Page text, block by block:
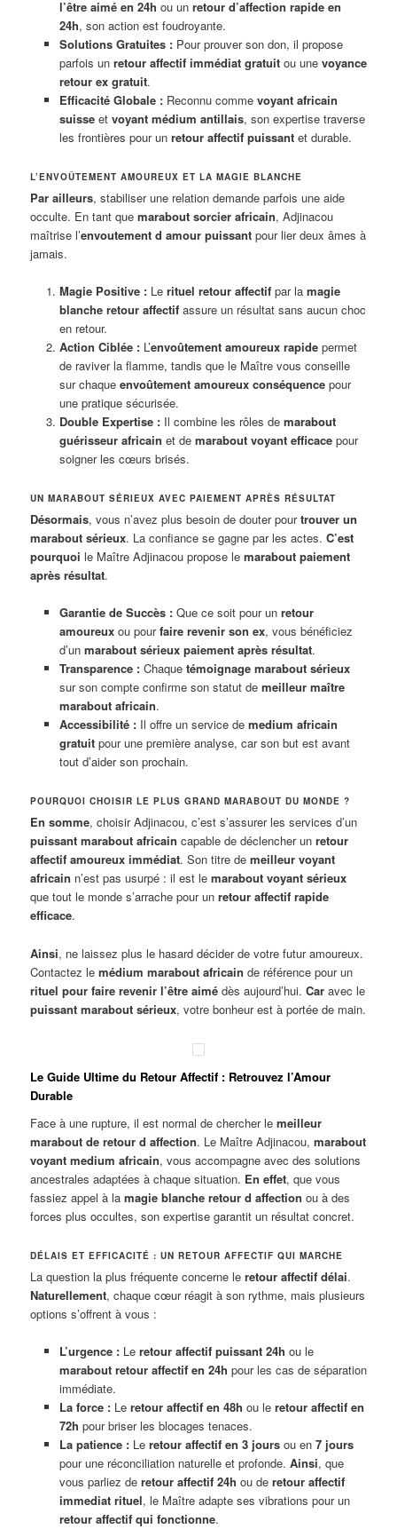
l’être aimé en 24h ou un retour d’affection rapide en
24h, son action est foudroyante.
Solutions Gratuites :Pour prouver son don, il propose
parfois un retour affectif immédiat gratuitou une voyance
retour ex gratuit.
Efficacité Globale :Reconnu comme voyant africain
suisseet voyant médium antillais, son expertise traverse
les frontières pour un retour affectif puissantet durable.
L’ENVOÛTEMENT AMOUREUX ET LA MAGIE BLANCHE
Par ailleurs, stabiliser une relation demande parfois une aide
occulte. En tant quemarabout sorcier africain, Adjinacou
maîtrise l’envoutement d amour puissant pour lier deux âmes à
jamais.
Magie Positive :Le rituel retour affectifpar la magie
blanche retour affectifassure un résultat sans aucun choc
en retour.
Action Ciblée :L’envoûtement amoureux rapidepermet
de raviver la flamme, tandis que le Maître vous conseille
sur chaque envoûtement amoureux conséquencepour
une pratique sécurisée.
Double Expertise :Il combine les rôles de marabout
guérisseur africain et de marabout voyant efficacepour
soigner les cœurs brisés.
UN MARABOUT SÉRIEUX AVEC PAIEMENT APRÈS RÉSULTAT
Désormais, vous n’avez plus besoin de douter pourtrouver un
marabout sérieux. La confiance se gagne par les actes.C’est
pourquoi le Maître Adjinacou propose lemarabout paiement
après résultat.
Garantie de Succès :Que ce soit pour un retour
amoureuxou pourfaire revenir son ex, vous bénéficiez
d’un marabout sérieux paiement après résultat.
Transparence :Chaque témoignage marabout sérieux
sur son compte confirme son statut de meilleur maître
marabout africain.
Accessibilité :Il offre un service de medium africain
gratuitpour une première analyse, car son but est avant
tout d’aider son prochain.
POURQUOI CHOISIR LE PLUS GRAND MARABOUT DU MONDE ?
En somme, choisir Adjinacou, c’est s’assurer les services d’un
puissant marabout africain capable de déclencher unretour
affectif amoureux immédiat. Son titre demeilleur voyant
africain n’est pas usurpé : il est lemarabout voyant sérieux
que tout le monde s’arrache pour unretour affectif rapide
efficace.
Ainsi, ne laissez plus le hasard décider de votre futur amoureux.
Contactez lemédium marabout africain de référence pour un
rituel pour faire revenir l’être aimé dès aujourd’hui.Car avec le
puissant marabout sérieux, votre bonheur est à portée de main.
Le Guide Ultime du Retour Affectif : Retrouvez l’Amour
Durable
Face à une rupture, il est normal de chercher lemeilleur
marabout de retour d affection. Le Maître Adjinacou,marabout
voyant medium africain, vous accompagne avec des solutions
ancestrales adaptées à chaque situation. En effet, que vous
fassiez appel à lamagie blanche retour d affection ou à des
forces plus occultes, son expertise garantit un résultat concret.
DÉLAIS ET EFFICACITÉ : UN RETOUR AFFECTIF QUI MARCHE
La question la plus fréquente concerne leretour affectif délai.
Naturellement, chaque cœur réagit à son rythme, mais plusieurs
options s’offrent à vous :
L’urgence :Le retour affectif puissant 24h ou le
marabout retour affectif en 24h pour les cas de séparation
immédiate.
La force :Le retour affectif en 48h ou le retour affectif en
72h pour briser les blocages tenaces.
La patience :Le retour affectif en 3 joursou en 7 jours
pour une réconciliation naturelle et profonde. Ainsi, que
vous parliez de retour affectif 24h ou de retour affectif
immediat rituel, le Maître adapte ses vibrations pour un
retour affectif qui fonctionne.